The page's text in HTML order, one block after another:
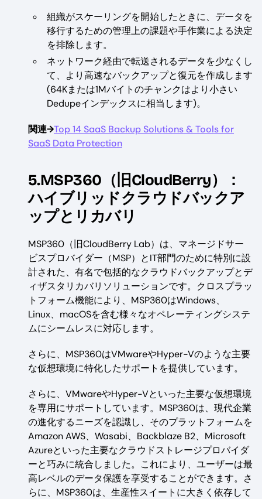
組織がスケーリングを開始したときに、データを
移行するための管理上の課題や手作業による決定
を排除します。
ネットワーク経由で転送されるデータを少なくし
て、より高速なバックアップと復元を作成します
(64Kまたは1Mバイトのチャンクはより小さい
Dedupeインデックスに相当します)。
関連→Top 14 SaaS Backup Solutions & Tools for
SaaS Data Protection
5.MSP360（旧CloudBerry）：
ハイブリッドクラウドバックア
ップとリカバリ
MSP360（旧CloudBerry Lab）は、マネージドサー
ビスプロバイダー（MSP）とIT部門のために特別に設
計された、有名で包括的なクラウドバックアップとデ
ィザスタリカバリソリューションです。クロスプラッ
トフォーム機能により、MSP360はWindows、
Linux、macOSを含む様々なオペレーティングシステ
ムにシームレスに対応します。
さらに、MSP360はVMwareやHyper-Vのような主要
な仮想環境に特化したサポートを提供しています。
さらに、VMwareやHyper-Vといった主要な仮想環境
を専用にサポートしています。MSP360は、現代企業
の進化するニーズを認識し、そのプラットフォームを
Amazon AWS、Wasabi、Backblaze B2、Microsoft
Azureといった主要なクラウドストレージプロバイダ
ーと巧みに統合しました。これにより、ユーザーは最
高レベルのデータ保護を享受することができます。さ
らに、MSP360は、生産性スイートに大きく依存して